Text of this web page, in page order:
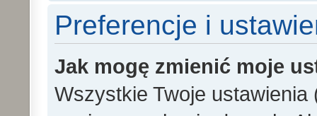
Preferencje i
Jak mogę zmienić moje
Wszystkie Twoje